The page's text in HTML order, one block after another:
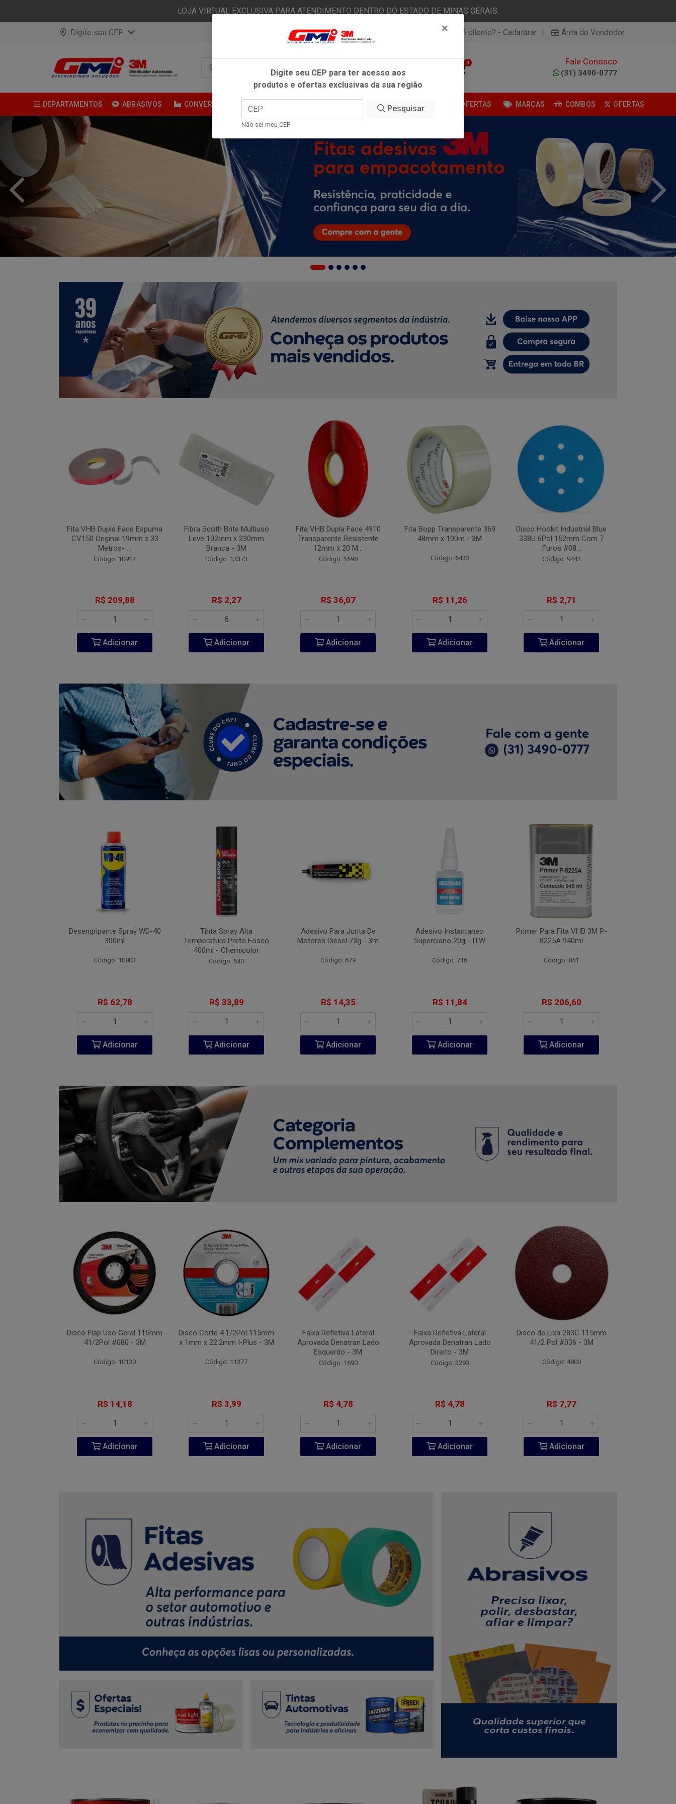
LOJA VIRTUAL EXCLUSIVA PARA ATENDIMENTO DENTRO DO ESTADO DE MINAS GERAIS.
Digite seu CEP Já é cliente? - Entrar Não é cliente? - Cadastrar | Área do Vendedor
0 Fale Conosco
(31) 3490-0777
DEPARTAMENTOS ABRASIVOS CONVERSÃO FITAS ADESIVAS ESTÉTICA AUTOMOTIVA OFERTAS MARCAS COMBOS OFERTAS
Fita VHB Dupla Face Espuma
CV150 Original 19mm x 33
Metros- ...
Código: 10914
R$ 209,88
Adicionar
Fibra Scoth Brite Multiuso
Leve 102mm x 230mm
Branca - 3M
Código: 13373
R$ 2,27
Adicionar
Fita VHB Dupla Face 4910
Transparente Resistente
12mm x 20 M...
Código: 1698
R$ 36,07
Adicionar
Fita Bopp Transparente 369
48mm x 100m - 3M
Código: 6433
R$ 11,26
Adicionar
Disco Hookit Industrial Blue
338U 6Pol 152mm Com 7
Furos #08...
Código: 9442
R$ 2,71
Adicionar
Desengripante Spray WD-40
300ml
Código: 10803
R$ 62,78
Adicionar
Tinta Spray Alta
Temperatura Preto Fosco
400ml - Chemicolor
Código: 540
R$ 33,89
Adicionar
Adesivo Para Junta De
Motores Diesel 73g - 3m
Código: 679
R$ 14,35
Adicionar
Adesivo Instantaneo
Superciano 20g - ITW
Código: 716
R$ 11,84
Adicionar
Primer Para Fita VHB 3M P-
8225A 940ml
Código: 851
R$ 206,60
Adicionar
Disco Flap Uso Geral 115mm
41/2Pol #080 - 3M
Código: 10130
R$ 14,18
Adicionar
Disco Corte 4.1/2Pol 115mm
x 1mm x 22.2mm I-Plus - 3M
Código: 11377
R$ 3,99
Adicionar
Faixa Refletiva Lateral
Aprovada Denatran Lado
Esquerdo - 3M
Código: 1690
R$ 4,78
Adicionar
Faixa Refletiva Lateral
Aprovada Denatran Lado
Direito - 3M
Código: 3293
R$ 4,78
Adicionar
Disco de Lixa 283C 115mm
41/2 Pol #036 - 3M
Código: 4800
R$ 7,77
Adicionar
×
Digite seu CEP para ter acesso aos
produtos e ofertas exclusivas da sua região
Pesquisar
Não sei meu CEP